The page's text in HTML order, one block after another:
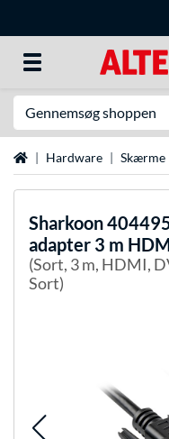
StartsideHardware Skærme
Sharkoon
adapter 3 m
(Sort, 3 m, HDMI,
Sort)